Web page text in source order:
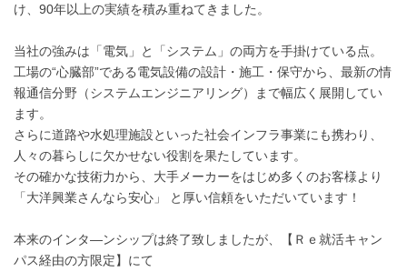
け、90年以上の実績を積み重ねてきました。
当社の強みは「電気」と「システム」の両方を手掛けている点。
工場の“心臓部”である電気設備の設計・施工・保守から、最新の情
報通信分野（システムエンジニアリング）まで幅広く展開してい
ます。
さらに道路や水処理施設といった社会インフラ事業にも携わり、
人々の暮らしに欠かせない役割を果たしています。
その確かな技術力から、大手メーカーをはじめ多くのお客様より
「大洋興業さんなら安心」 と厚い信頼をいただいています！
本来のインタ―ンシップは終了致しましたが、【Ｒｅ就活キャン
パス経由の方限定】にて